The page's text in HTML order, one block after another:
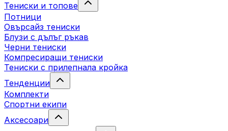
Тениски и топове
Потници
Овърсайз тениски
Блузи с дълъг ръкав
Черни тениски
Компресиращи тениски
Тениски с прилепнала кройка
Тенденции
Комплекти
Спортни екипи
Аксесоари